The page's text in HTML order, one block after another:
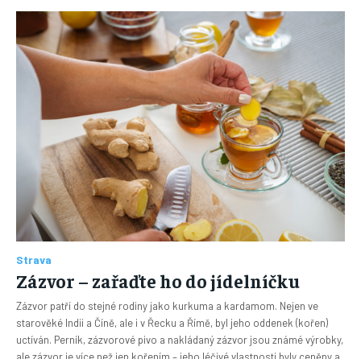
Strava
Zázvor – zařaďte ho do jídelníčku
Zázvor patří do stejné rodiny jako kurkuma a kardamom. Nejen ve
starověké Indii a Číně, ale i v Řecku a Římě, byl jeho oddenek (kořen)
uctíván. Perník, zázvorové pivo a nakládaný zázvor jsou známé výrobky,